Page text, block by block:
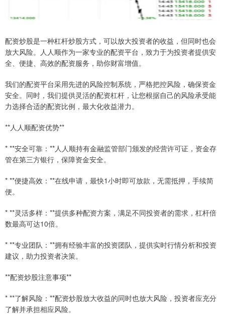
配资炒股是一种杠杆炒股方式，可以放大投资者的收益，但同时也会
放大风险。人人顺作为一家专业的配资平台，致力于为投资者提供安
全、便捷、高效的配资服务，助你财富增值。
我们的配资平台采用先进的风险控制系统，严格把控风险，确保资金
安全。同时，我们提供灵活的配资杠杆，让您根据自己的风险承受能
力选择合适的配资比例，最大化收益潜力。
**人人顺配资优势**
* **安全可靠：**人人顺持有金融监管部门颁发的经营许可证，资金存
管在第三方银行，保障资金安全。
* **便捷高效：**在线申请，最快1小时即可放款，无需抵押，手续简
便。
* **灵活多样：**提供多种配资方案，满足不同投资者的需求，杠杆倍
数最高可达10倍。
* **专业团队：**拥有经验丰富的投资团队，提供实时行情分析和投资
建议，助力投资者决策。
**配资炒股注意事项**
* **了解风险：**配资炒股放大收益的同时也放大风险，投资者应充分
了解并承担相应风险。